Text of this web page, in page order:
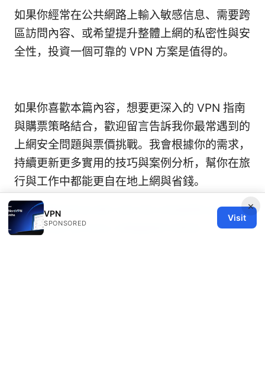
如果你經常在公共網路上輸入敏感信息、需要跨
區訪問內容、或希望提升整體上網的私密性與安
全性，投資一個可靠的 VPN 方案是值得的。
如果你喜歡本篇內容，想要更深入的 VPN 指南
與購票策略結合，歡迎留言告訴我你最常遇到的
上網安全問題與票價挑戰。我會根據你的需求，
持續更新更多實用的技巧與案例分析，幫你在旅
行與工作中都能更自在地上網與省錢。
Hoe gebruik je een vpn de complete gids
voor meer privacy veiligheid online
×
VPN
SPONSORED
Visit